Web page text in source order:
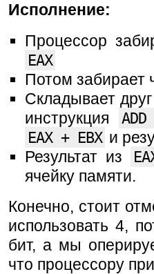
Исполнение:
Процессор
EAX
Потом забирает
Складывает
инструкция
EAX + EBX и
Результат из
ячейку памяти.
Конечно, стоит
использовать 4,
бит, а мы
что процессору